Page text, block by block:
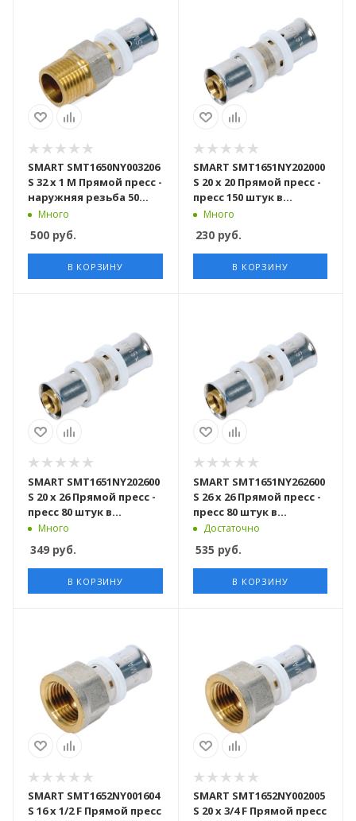
SMART SMT1650NY003206
S 32 x 1 M Прямой пресс -
наружняя резьба 50
штук в упаковке
Много
500 руб.
В КОРЗИНУ
SMART SMT1651NY202000
S 20 x 20 Прямой пресс -
пресс 150 штук в
упаковке
Много
230руб.
В КОРЗИНУ
SMART SMT1651NY202600
S 20 x 26 Прямой пресс -
пресс 80 штук в
упаковке
Много
349 руб.
В КОРЗИНУ
SMART SMT1651NY262600
S 26 x 26 Прямой пресс -
пресс 80 штук в
упаковке
Достаточно
535 руб.
В КОРЗИНУ
SMART SMT1652NY001604
S 16 x 1/2 F Прямой пресс
SMART SMT1652NY002005
S 20 x 3/4 F Прямой пресс